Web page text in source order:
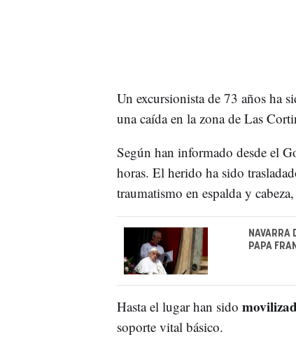
Un excursionista de 73 años ha
una caída en la zona de Las
Según han informado desde el
horas. El herido ha sido
traumatismo en espalda y
NAVARRA
PAPA
Hasta el lugar han sido
soporte vital básico.